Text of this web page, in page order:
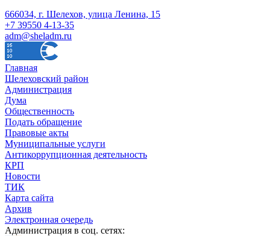
666034, г. Шелехов, улица Ленина, 15
+7 39550 4-13-35
adm@sheladm.ru
Главная
Шелеховский район
Администрация
Дума
Общественность
Подать обращение
Правовые акты
Муниципальные услуги
Антикоррупционная деятельность
КРП
Новости
ТИК
Карта сайта
Архив
Электронная очередь
Администрация в соц. сетях: